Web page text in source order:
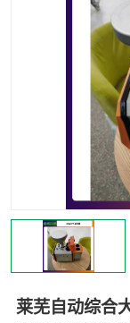
莱芜自动综合
实验室仪器
便携式水质采
便携式超声波
LB-4200高锰
烟尘烟气设备
粉尘设备